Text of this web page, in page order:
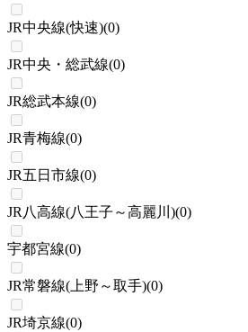
JR中央線(快速)(0)
JR中央・総武線(0)
JR総武本線(0)
JR青梅線(0)
JR五日市線(0)
JR八高線(八王子～高麗川)(0)
宇都宮線(0)
JR常磐線(上野～取手)(0)
JR埼京線(0)